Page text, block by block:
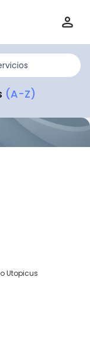
(A-Z)
Utopicus